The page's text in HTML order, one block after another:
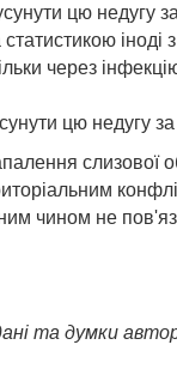
цю недугу
іноді
через
цю недугу
чином не
та думки